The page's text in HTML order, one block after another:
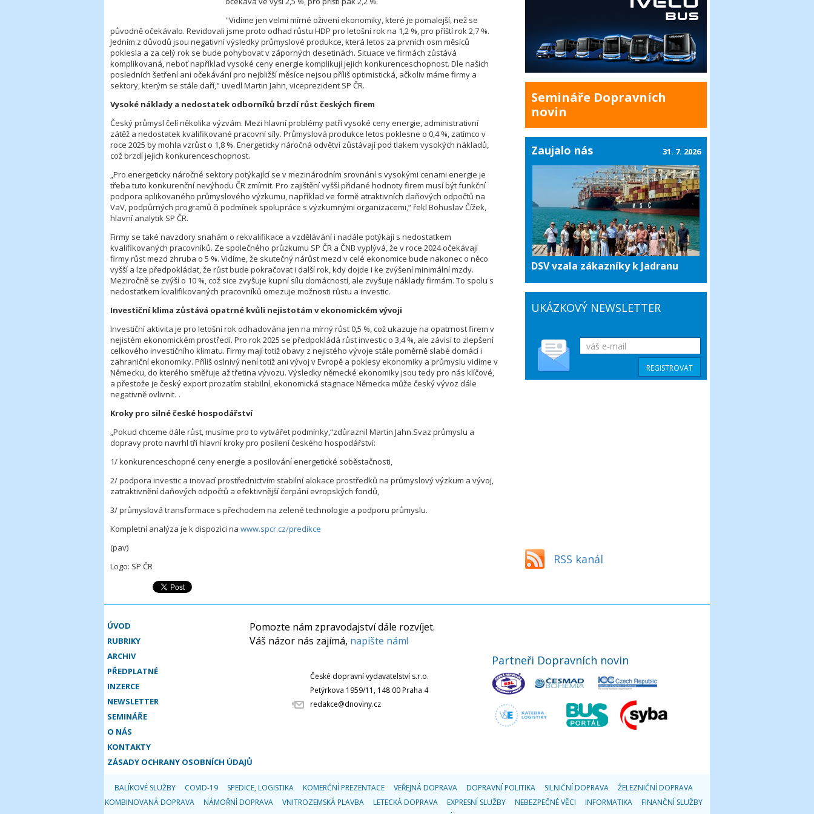
"Vidíme jen velmi mírné oživení ekonomiky, které je pomalejší, než se
původně očekávalo. Revidovali jsme proto odhad růstu HDP pro letošní rok na 1,2 %, pro příští rok 2,7 %.
Jedním z důvodů jsou negativní výsledky průmyslové produkce, která letos za prvních osm měsíců
poklesla a za celý rok se bude pohybovat v záporných desetinách. Situace ve firmách zůstává
komplikovaná, neboť například vysoké ceny energie komplikují jejich konkurenceschopnost. Dle našich
posledních šetření ani očekávání pro nejbližší měsíce nejsou příliš optimistická, ačkoliv máme firmy a
sektory, kterým se stále daří," uvedl Martin Jahn, viceprezident SP ČR.
Vysoké náklady a nedostatek odborníků brzdí růst českých firem
Český průmysl čelí několika výzvám. Mezi hlavní problémy patří vysoké ceny energie, administrativní
zátěž a nedostatek kvalifikované pracovní síly. Průmyslová produkce letos poklesne o 0,4 %, zatímco v
roce 2025 by mohla vzrůst o 1,8 %. Energeticky náročná odvětví zůstávají pod tlakem vysokých nákladů,
což brzdí jejich konkurenceschopnost.
„Pro energeticky náročné sektory potýkající se v mezinárodním srovnání s vysokými cenami energie je
třeba tuto konkurenční nevýhodu ČR zmírnit. Pro zajištění vyšší přidané hodnoty firem musí být funkční
podpora aplikovaného průmyslového výzkumu, například ve formě atraktivních daňových odpočtů na
VaV, podpůrných programů či podmínek spolupráce s výzkumnými organizacemi,“ řekl Bohuslav Čížek,
hlavní analytik SP ČR.
Firmy se také navzdory snahám o rekvalifikace a vzdělávání i nadále potýkají s nedostatkem
kvalifikovaných pracovníků. Ze společného průzkumu SP ČR a ČNB vyplývá, že v roce 2024 očekávají
firmy růst mezd zhruba o 5 %. Vidíme, že skutečný nárůst mezd v celé ekonomice bude nakonec o něco
vyšší a lze předpokládat, že růst bude pokračovat i další rok, kdy dojde i ke zvýšení minimální mzdy.
Meziročně se zvýší o 10 %, což sice zvyšuje kupní sílu domácností, ale zvyšuje náklady firmám. To spolu s
nedostatkem kvalifikovaných pracovníků omezuje možnosti růstu a investic.
Investiční klima zůstává opatrné kvůli nejistotám v ekonomickém vývoji
Investiční aktivita je pro letošní rok odhadována jen na mírný růst 0,5 %, což ukazuje na opatrnost firem v
nejistém ekonomickém prostředí. Pro rok 2025 se předpokládá růst investic o 3,4 %, ale závisí to zlepšení
celkového investičního klimatu. Firmy mají totiž obavy z nejistého vývoje stále poměrně slabé domácí i
zahraniční ekonomiky. Příliš oslnivý není totiž ani vývoj v Evropě a poklesy ekonomiky a průmyslu vidíme v
Německu, do kterého směřuje až třetina vývozu. Výsledky německé ekonomiky jsou tedy pro nás klíčové,
a přestože je český export prozatím stabilní, ekonomická stagnace Německa může český vývoz dále
negativně ovlivnit. .
Kroky pro silné české hospodářství
„Pokud chceme dále růst, musíme pro to vytvářet podmínky,“zdůraznil Martin Jahn.Svaz průmyslu a
dopravy proto navrhl tři hlavní kroky pro posílení českého hospodářství:
1/ konkurenceschopné ceny energie a posilování energetické soběstačnosti,
2/ podpora investic a inovací prostřednictvím stabilní alokace prostředků na průmyslový výzkum a vývoj,
zatraktivnění daňových odpočtů a efektivnější čerpání evropských fondů,
3/ průmyslová transformace s přechodem na zelené technologie a podporu průmyslu.
Kompletní analýza je k dispozici na www.spcr.cz/predikce
(pav)
Logo: SP ČR
Semináře Dopravních
novin
Zaujalo nás
DSV vzala zákazníky k Jadranu
31. 7. 2026
UKÁZKOVÝ NEWSLETTER
RSS kanál
ÚVOD
RUBRIKY
ARCHIV
PŘEDPLATNÉ
INZERCE
NEWSLETTER
SEMINÁŘE
O NÁS
KONTAKTY
ZÁSADY OCHRANY OSOBNÍCH ÚDAJŮ
Pomozte nám zpravodajství dále rozvíjet.
Váš názor nás zajímá, napište nám!
České dopravní vydavatelství s.r.o.
Petýrkova 1959/11, 148 00 Praha 4
redakce@dnoviny.cz
Partneři Dopravních novin
BALÍKOVÉ SLUŽBY COVID-19 SPEDICE, LOGISTIKA KOMERČNÍ PREZENTACE VEŘEJNÁ DOPRAVA DOPRAVNÍ POLITIKA SILNIČNÍ DOPRAVA
ŽELEZNIČNÍ DOPRAVA
KOMBINOVANÁ DOPRAVA
NÁMOŘNÍ DOPRAVA VNITROZEMSKÁ PLAVBA LETECKÁ DOPRAVA EXPRESNÍ SLUŽBY NEBEZPEČNÉ VĚCI INFORMATIKA
FINANČNÍ SLUŽBY